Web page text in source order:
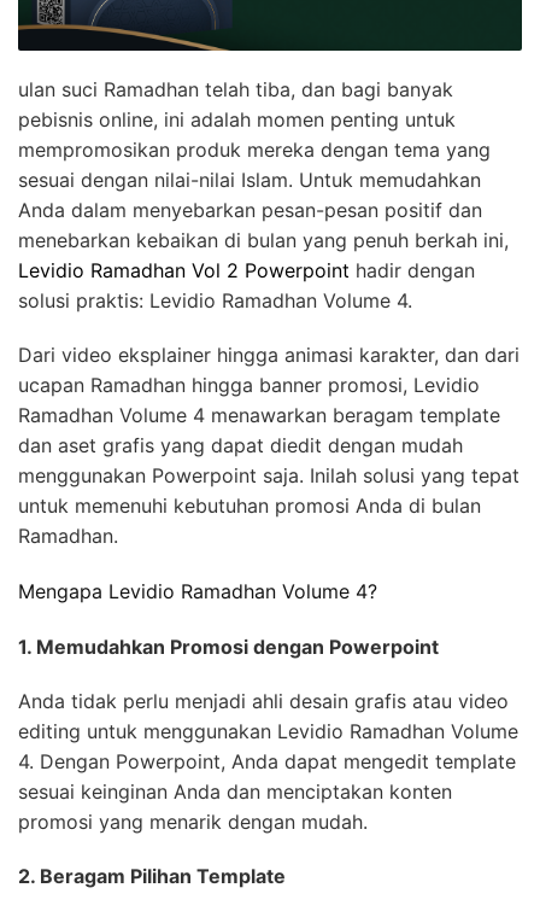
ulan suci Ramadhan telah tiba, dan bagi banyak
pebisnis online, ini adalah momen penting untuk
mempromosikan produk mereka dengan tema yang
sesuai dengan nilai-nilai Islam. Untuk memudahkan
Anda dalam menyebarkan pesan-pesan positif dan
menebarkan kebaikan di bulan yang penuh berkah ini,
Levidio Ramadhan Vol 2 Powerpoint hadir dengan
solusi praktis: Levidio Ramadhan Volume 4.
Dari video eksplainer hingga animasi karakter, dan dari
ucapan Ramadhan hingga banner promosi, Levidio
Ramadhan Volume 4 menawarkan beragam template
dan aset grafis yang dapat diedit dengan mudah
menggunakan Powerpoint saja. Inilah solusi yang tepat
untuk memenuhi kebutuhan promosi Anda di bulan
Ramadhan.
Mengapa Levidio Ramadhan Volume 4?
1. Memudahkan Promosi dengan Powerpoint
Anda tidak perlu menjadi ahli desain grafis atau video
editing untuk menggunakan Levidio Ramadhan Volume
4. Dengan Powerpoint, Anda dapat mengedit template
sesuai keinginan Anda dan menciptakan konten
promosi yang menarik dengan mudah.
2. Beragam Pilihan Template